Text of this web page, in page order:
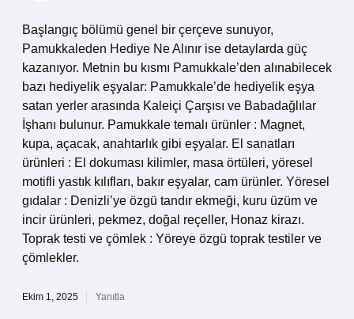
Başlangıç bölümü genel bir çerçeve sunuyor,
Pamukkaleden Hediye Ne Alınır ise detaylarda güç
kazanıyor. Metnin bu kısmı Pamukkale’den alınabilecek
bazı hediyelik eşyalar: Pamukkale’de hediyelik eşya
satan yerler arasında Kaleiçi Çarşısı ve Babadağlılar
İşhanı bulunur. Pamukkale temalı ürünler : Magnet,
kupa, açacak, anahtarlık gibi eşyalar. El sanatları
ürünleri : El dokuması kilimler, masa örtüleri, yöresel
motifli yastık kılıfları, bakır eşyalar, cam ürünler. Yöresel
gıdalar : Denizli’ye özgü tandır ekmeği, kuru üzüm ve
incir ürünleri, pekmez, doğal reçeller, Honaz kirazı.
Toprak testi ve çömlek : Yöreye özgü toprak testiler ve
çömlekler.
Ekim 1, 2025 Yanıtla